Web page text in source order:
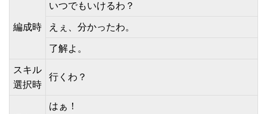
編成時
いつでもいけるわ？
えぇ、分かったわ。
了解よ。
スキル
選択時
行くわ？
はぁ！